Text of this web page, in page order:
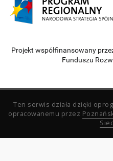
Projekt współfinansowany
Funduszu
Ten serwis działa dzięki
opracowanemu przez